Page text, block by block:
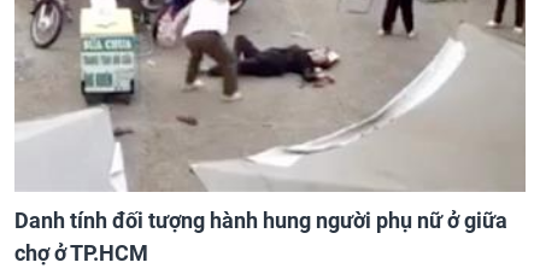
Danh tính đối tượng hành hung người phụ nữ ở giữa
chợ ở TP.HCM